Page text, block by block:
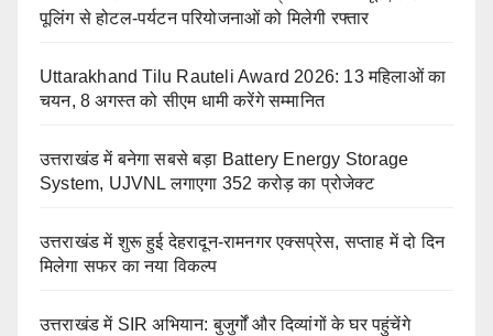
पूलिंग से होटल-पर्यटन परियोजनाओं को मिलेगी रफ्तार
Uttarakhand Tilu Rauteli Award 2026: 13 महिलाओं का
चयन, 8 अगस्त को सीएम धामी करेंगे सम्मानित
उत्तराखंड में बनेगा सबसे बड़ा Battery Energy Storage
System, UJVNL लगाएगा 352 करोड़ का प्रोजेक्ट
उत्तराखंड में शुरू हुई देहरादून-रामनगर एक्सप्रेस, सप्ताह में दो दिन
मिलेगा सफर का नया विकल्प
उत्तराखंड में SIR अभियान: बुजुर्गों और दिव्यांगों के घर पहुंचेंगे